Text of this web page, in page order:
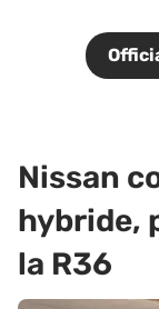
Nissan
hybride,
la R36